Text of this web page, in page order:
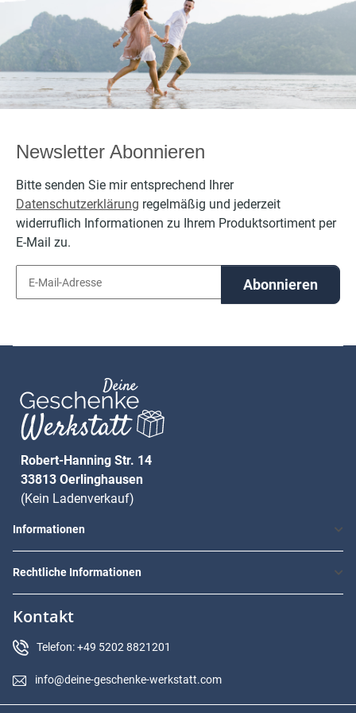
bestickt
personalisierbar
mit Namen
bestickt
personalisierbar
mit Namen
Newsletter Abonnieren
Bitte senden Sie mir entsprechend Ihrer
Datenschutzerklärung regelmäßig und jederzeit
widerruflich Informationen zu Ihrem Produktsortiment per
E-Mail zu.
Abonnieren
Robert-Hanning Str. 14
33813 Oerlinghausen
(Kein Ladenverkauf)
Informationen
Rechtliche Informationen
Kontakt
Telefon: +49 5202 8821201
info@deine-geschenke-werkstatt.com